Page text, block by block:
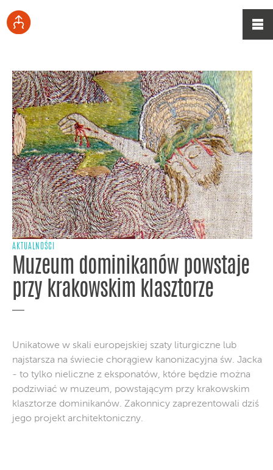
AKTUALNOŚCI
Muzeum dominikanów powstaje
przy krakowskim klasztorze
Unikatowe w skali europejskiej szaty liturgiczne lub
najstarsza na świecie chorągiew kanonizacyjna św. Jacka
- to tylko nieliczne z eksponatów, które będzie można
podziwiać w muzeum, powstającym przy krakowskim
klasztorze dominikanów. Zakonnicy zaprezentowali dziś
jego projekt architektoniczny.